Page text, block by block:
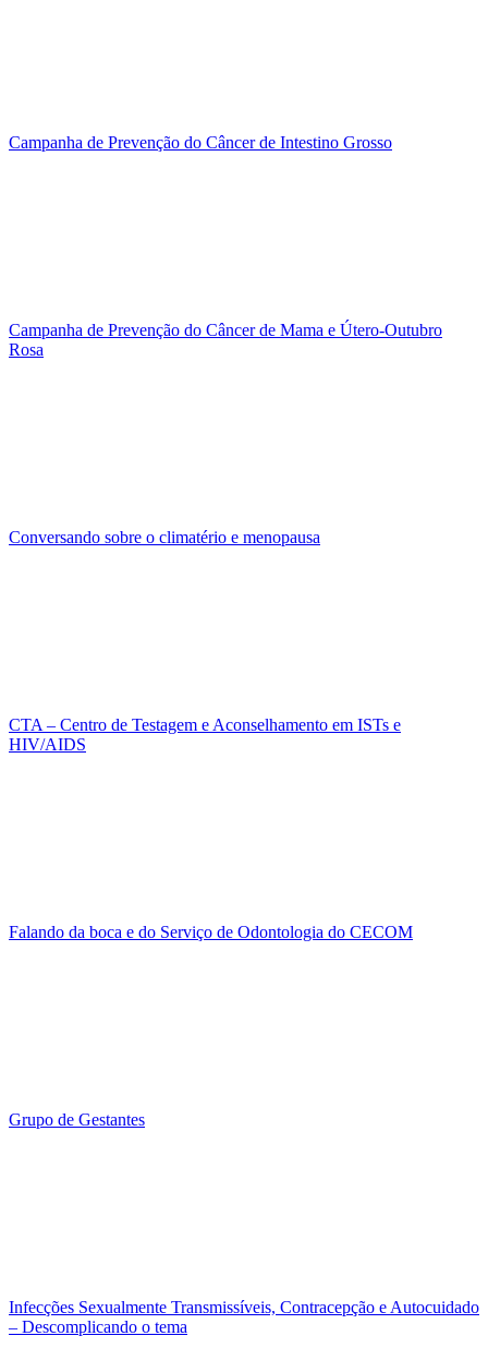
Campanha de Prevenção do Câncer de Intestino Grosso
Campanha de Prevenção do Câncer de Mama e Útero-Outubro
Rosa
Conversando sobre o climatério e menopausa
CTA – Centro de Testagem e Aconselhamento em ISTs e
HIV/AIDS
Falando da boca e do Serviço de Odontologia do CECOM
Grupo de Gestantes
Infecções Sexualmente Transmissíveis, Contracepção e Autocuidado
– Descomplicando o tema